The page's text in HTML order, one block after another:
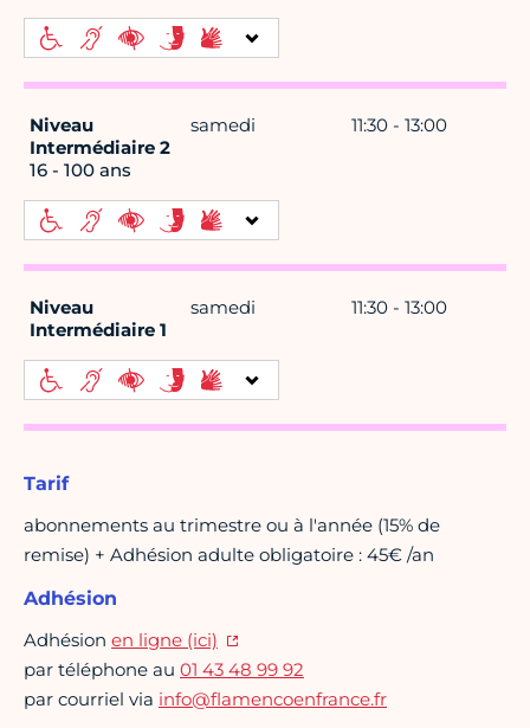
Niveau
Intermédiaire 2
16 - 100 ans
samedi 11:30 - 13:00
Niveau
Intermédiaire 1
samedi 11:30 - 13:00
Tarif
abonnements au trimestre ou à l'année (15% de
remise) + Adhésion adulte obligatoire : 45€ /an
Adhésion
Adhésion en ligne (ici)
par téléphone au 01 43 48 99 92
par courriel via info@flamencoenfrance.fr